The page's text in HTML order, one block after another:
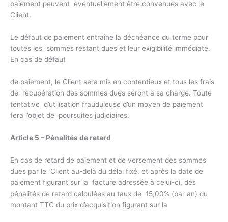
paiement peuvent éventuellement être convenues avec le
Client.
Le défaut de paiement entraîne la déchéance du terme pour
toutes les sommes restant dues et leur exigibilité immédiate.
En cas de défaut
de paiement, le Client sera mis en contentieux et tous les frais
de récupération des sommes dues seront à sa charge. Toute
tentative d’utilisation frauduleuse d’un moyen de paiement
fera l’objet de poursuites judiciaires.
Article 5 – Pénalités de retard
En cas de retard de paiement et de versement des sommes
dues par le Client au-delà du délai fixé, et après la date de
paiement figurant sur la facture adressée à celui-ci, des
pénalités de retard calculées au taux de 15,00% (par an) du
montant TTC du prix d’acquisition figurant sur la